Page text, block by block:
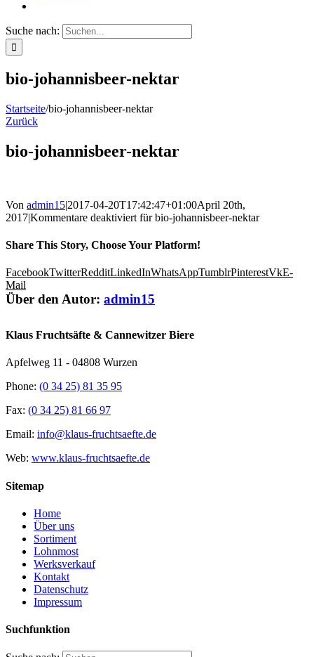
Suche nach:
bio-johannisbeer-nektar
Startseite/bio-johannisbeer-nektar
Zurück
bio-johannisbeer-nektar
Von admin15|2017-04-20T17:42:47+01:00April 20th,
2017|Kommentare deaktiviert für bio-johannisbeer-nektar
Share This Story, Choose Your Platform!
FacebookTwitterRedditLinkedInWhatsAppTumblrPinterestVkE-
Mail
Über den Autor: admin15
Klaus Fruchtsäfte & Cannewitzer Biere
Apfelweg 11 - 04808 Wurzen
Phone: (0 34 25) 81 35 95
Fax: (0 34 25) 81 66 97
Email: info@klaus-fruchtsaefte.de
Web: www.klaus-fruchtsaefte.de
Sitemap
Home
Über uns
Sortiment
Lohnmost
Werksverkauf
Kontakt
Datenschutz
Impressum
Suchfunktion